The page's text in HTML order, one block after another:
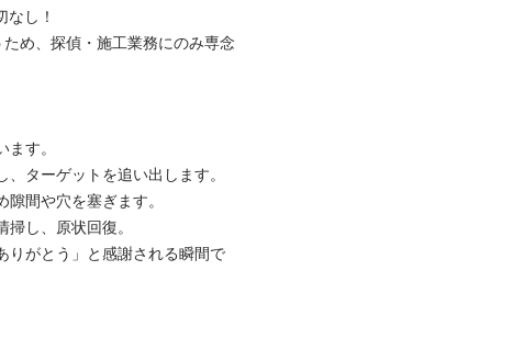
し！
め、探偵・施工業務にのみ専念
す。
ターゲットを追い出します。
間や穴を塞ぎます。
し、原状回復。
りがとう」と感謝される瞬間で